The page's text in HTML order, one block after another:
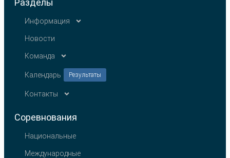
Разделы
Информация
Новости
Команда
Календарь Результаты
Контакты
Соревнования
Национальные
Международные